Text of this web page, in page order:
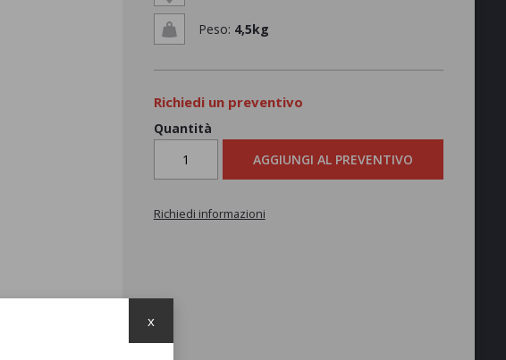
Peso: 4,5kg
Richiedi un preventivo
Quantità
AGGIUNGI AL PREVENTIVO
Richiedi informazioni
x